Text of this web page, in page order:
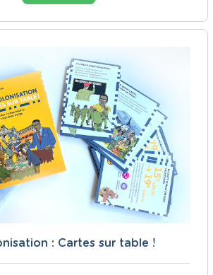
: Cartes sur table !